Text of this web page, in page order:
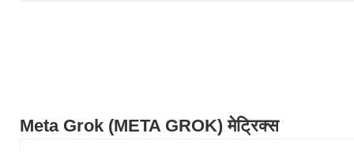
Meta Grok (META GROK) मेट्रिक्स